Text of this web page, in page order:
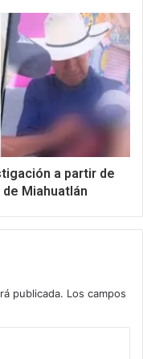
a partir de
Miahuatlán
publicada. Los campos